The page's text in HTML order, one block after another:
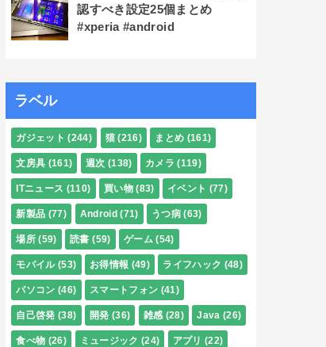
認すべき設定25個まとめ
#xperia #android
ラベル
ガジェット (244) 猫 (216) まとめ (161)
文房具 (161) 週次 (138) カメラ (119)
ITニュース (110) 買い物 (83) イベント (77)
新製品 (77) Android (71) うつ病 (63)
場所 (59) 読書 (59) ゲーム (54)
モバイル (53) お得情報 (49) ライフハック (48)
パソコン (46) スマートフォン (41)
自己啓発 (38) 開発 (36) 雑感 (28) Java (26)
食べ物 (26) ミュージック (24) アプリ (22)